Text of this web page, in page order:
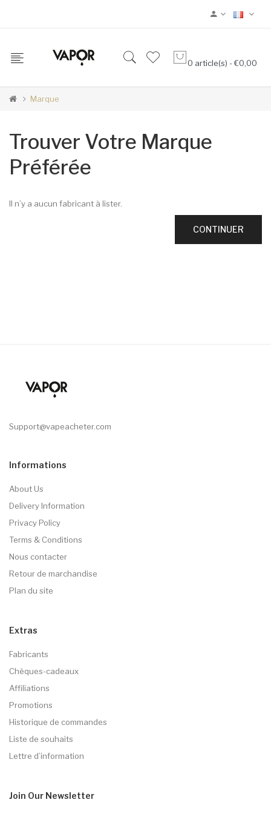
0 article(s) - €0,00
Marque
Trouver Votre Marque
Préférée
Il n’y a aucun fabricant à lister.
CONTINUER
Support@vapeacheter.com
Informations
About Us
Delivery Information
Privacy Policy
Terms & Conditions
Nous contacter
Retour de marchandise
Plan du site
Extras
Fabricants
Chèques-cadeaux
Affiliations
Promotions
Historique de commandes
Liste de souhaits
Lettre d’information
Join Our Newsletter